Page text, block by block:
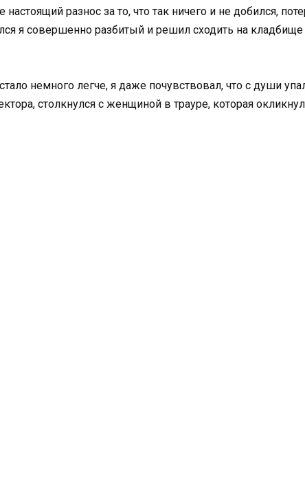
разнос за то, что так ничего и не добился,
я совершенно разбитый и решил сходить на кладбище
немного легче, я даже почувствовал, что с души
столкнулся с женщиной в трауре, которая